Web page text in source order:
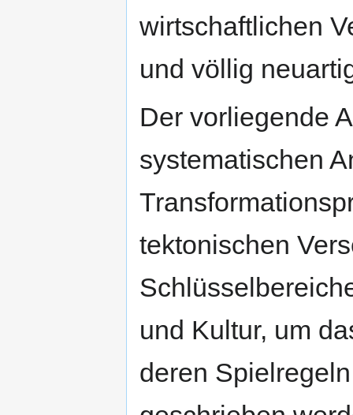
wirtschaftlichen
und völlig
Der vorliegende
systematischen
tektonischen
und Kultur, um
deren